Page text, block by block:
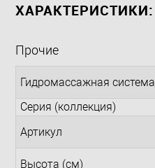
ХАРАКТЕРИСТИКИ:
Прочие
Гидромассажная система
Серия (коллекция)
Артикул
Высота (см)